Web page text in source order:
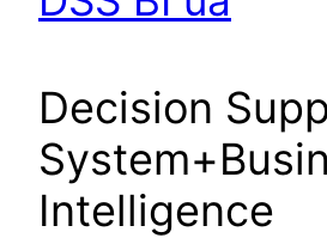
Decision
Intelligence